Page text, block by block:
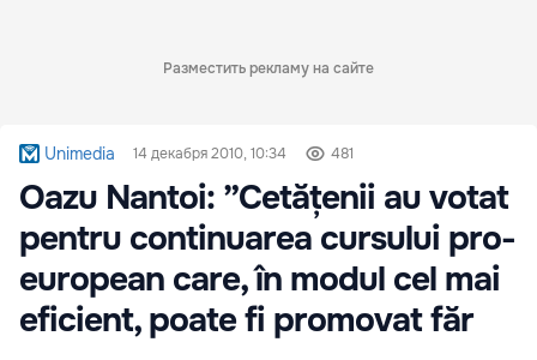
Разместить рекламу на сайте
Unimedia 14 декабря 2010, 10:34 481
Oazu Nantoi: ”Cetățenii au votat
pentru continuarea cursului pro-
european care, în modul cel mai
eficient, poate fi promovat făr